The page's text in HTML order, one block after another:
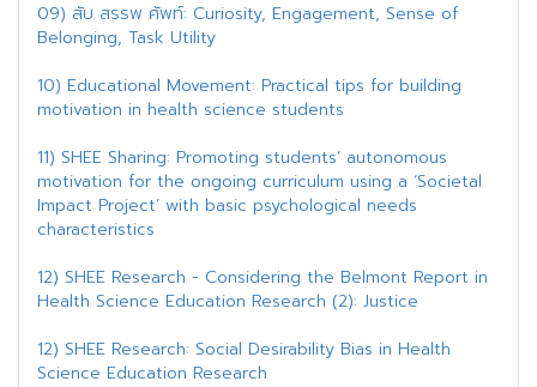
09) สับ สรรพ ศัพท์: Curiosity, Engagement, Sense of
Belonging, Task Utility
10) Educational Movement: Practical tips for building
motivation in health science students
11) SHEE Sharing: Promoting students’ autonomous
motivation for the ongoing curriculum using a ‘Societal
Impact Project’ with basic psychological needs
characteristics
12) SHEE Research - Considering the Belmont Report in
Health Science Education Research (2): Justice
12) SHEE Research: Social Desirability Bias in Health
Science Education Research